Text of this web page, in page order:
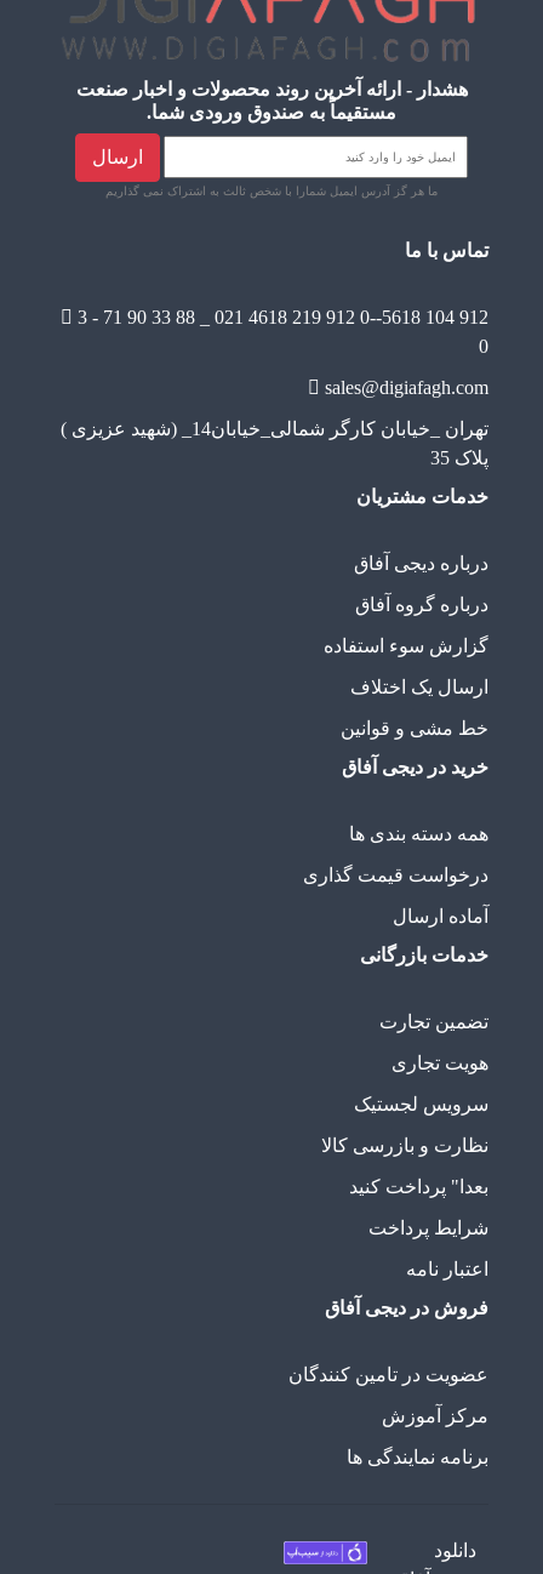
هشدار - ارائه آخرین روند محصولات و اخبار صنعت
مستقیماً به صندوق ورودی شما.
ارسال
ما هر گز آدرس ایمیل شمارا با شخص ثالث به اشتراک نمی گذاریم
تماس با ما
3 - 71 90 33 88 _ 021 4618 219 912 0--5618 104 912
0
sales@digiafagh.com
تهران _خیابان کارگر شمالی_خیابان14_ (شهید عزیزی )
پلاک 35
خدمات مشتریان
درباره دیجی آفاق
درباره گروه آفاق
گزارش سوء استفاده
ارسال یک اختلاف
خط مشی و قوانین
خرید در دیجی آفاق
همه دسته بندی ها
درخواست قیمت گذاری
آماده ارسال
خدمات بازرگانی
تضمین تجارت
هویت تجاری
سرویس لجستیک
نظارت و بازرسی کالا
بعدا" پرداخت کنید
شرایط پرداخت
اعتبار نامه
فروش در دیجی آفاق
عضویت در تامین کنندگان
مرکز آموزش
برنامه نمایندگی ها
دانلود